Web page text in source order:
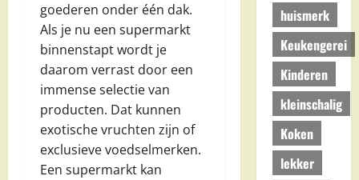
goederen onder één dak.
Als je nu een supermarkt
binnenstapt wordt je
daarom verrast door een
immense selectie van
producten. Dat kunnen
exotische vruchten zijn of
exclusieve voedselmerken.
Een supermarkt kan
huismerk
Keukengerei
Kinderen
kleinschalig
Koken
lekker